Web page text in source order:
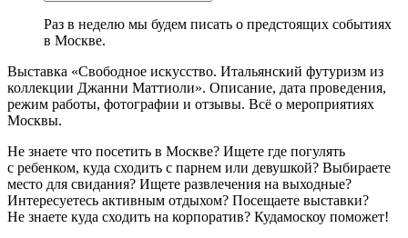
Раз в неделю мы будем писать о предстоящих событиях
в Москве.
Выставка «Свободное искусство. Итальянский футуризм из
коллекции Джанни Маттиоли». Описание, дата проведения,
режим работы, фотографии и отзывы. Всё о мероприятиях
Москвы.
Не знаете что посетить в Москве? Ищете где погулять
с ребенком, куда сходить с парнем или девушкой? Выбираете
место для свидания? Ищете развлечения на выходные?
Интересуетесь активным отдыхом? Посещаете выставки?
Не знаете куда сходить на корпоратив? Кудамоскоу поможет!